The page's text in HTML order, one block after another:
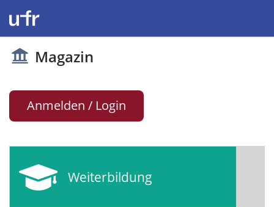
Magazin
Anmelden / Login
Weiterbildung